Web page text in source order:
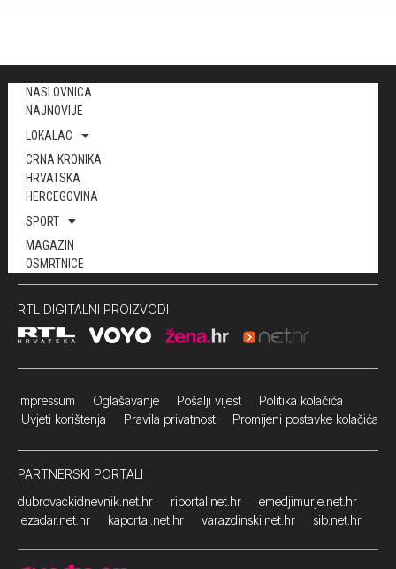
NASLOVNICA
NAJNOVIJE
LOKALAC
CRNA KRONIKA
HRVATSKA
HERCEGOVINA
SPORT
MAGAZIN
OSMRTNICE
RTL DIGITALNI PROIZVODI
Impressum Oglašavanje Pošalji vijest Politika kolačića
Uvjeti korištenja Pravila privatnosti Promijeni postavke kolačića
PARTNERSKI PORTALI
dubrovackidnevnik.net.hr
riportal.net.hr
emedjimurje.net.hr
ezadar.net.hr
kaportal.net.hr varazdinski.net.hr sib.net.hr